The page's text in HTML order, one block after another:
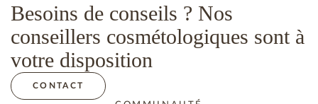
Besoins de conseils ? Nos
conseillers cosmétologiques sont à
votre disposition
CONTACT